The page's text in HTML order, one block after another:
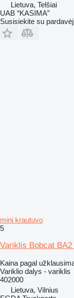
Lietuva, Telšiai
UAB “KASIMA”
Susisiekite su
mini krautuvo
5
Variklis Bobcat
Kaina pagal
Variklio dalys - variklis
402000
Lietuva, Vilnius